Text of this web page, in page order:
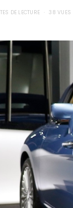
DE LECTURE 38 VUES